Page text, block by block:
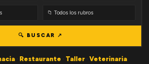
🔍 BUSCAR ↗
· Restaurante · Taller · Veterinaria